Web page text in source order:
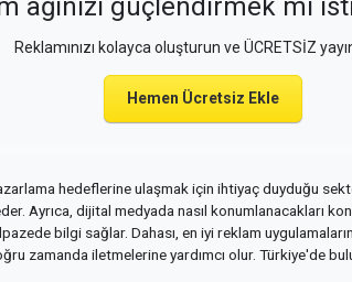
ağınızı güçlendirmek mi
Reklamınızı kolayca oluşturun ve ÜCRETSİZ
Hemen Ücretsiz Ekle
hedeflerine ulaşmak için ihtiyaç duyduğu
Ayrıca, dijital medyada nasıl konumlanacakları
bilgi sağlar. Dahası, en iyi reklam
zamanda iletmelerine yardımcı olur. Türkiye'de